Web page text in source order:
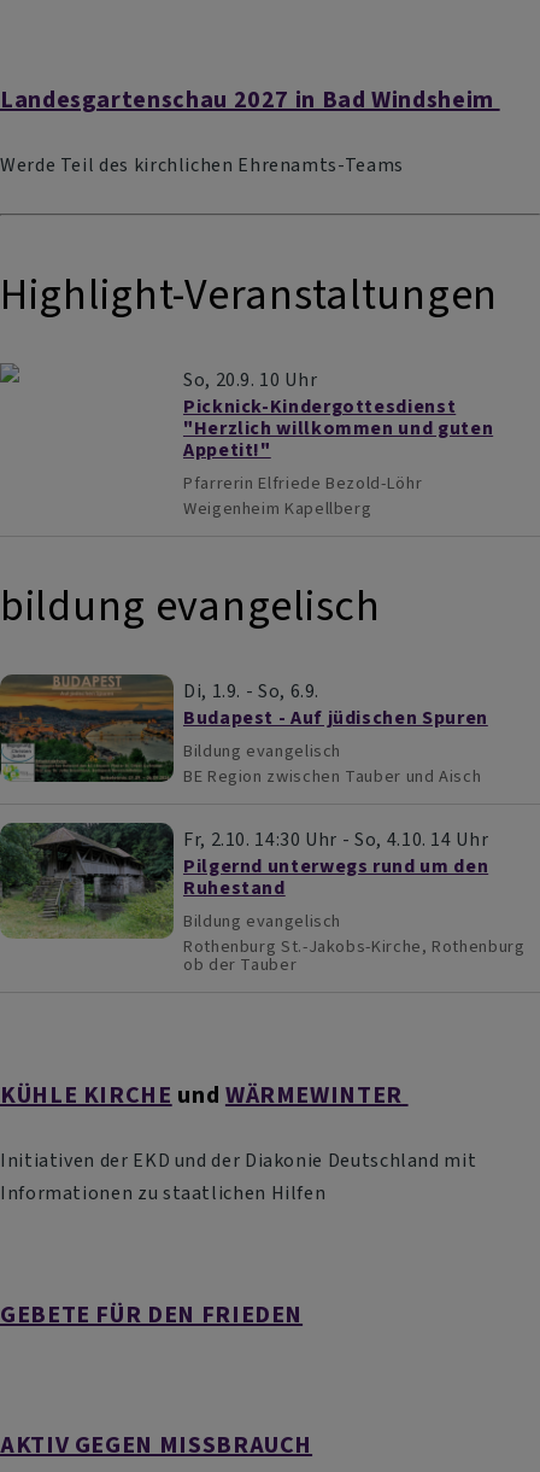
Landesgartenschau 2027 in Bad Windsheim
Werde Teil des kirchlichen Ehrenamts-Teams
Highlight-Veranstaltungen
So, 20.9. 10 Uhr
Picknick-Kindergottesdienst
"Herzlich willkommen und guten
Appetit!"
Pfarrerin Elfriede Bezold-Löhr
Weigenheim Kapellberg
bildung evangelisch
Di, 1.9. - So, 6.9.
Budapest - Auf jüdischen Spuren
Bildung evangelisch
BE Region zwischen Tauber und Aisch
Fr, 2.10. 14:30 Uhr - So, 4.10. 14 Uhr
Pilgernd unterwegs rund um den
Ruhestand
Bildung evangelisch
Rothenburg St.-Jakobs-Kirche, Rothenburg
ob der Tauber
KÜHLE KIRCHE und WÄRMEWINTER
Initiativen der EKD und der Diakonie Deutschland mit
Informationen zu staatlichen Hilfen
GEBETE FÜR DEN FRIEDEN
AKTIV GEGEN MISSBRAUCH